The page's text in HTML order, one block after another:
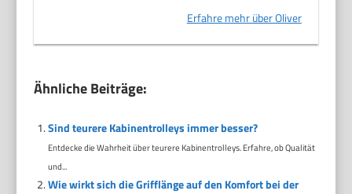
Erfahre mehr über Oliver
Ähnliche Beiträge:
Sind teurere Kabinentrolleys immer besser?
Entdecke die Wahrheit über teurere Kabinentrolleys. Erfahre, ob Qualität
und...
Wie wirkt sich die Grifflänge auf den Komfort bei der